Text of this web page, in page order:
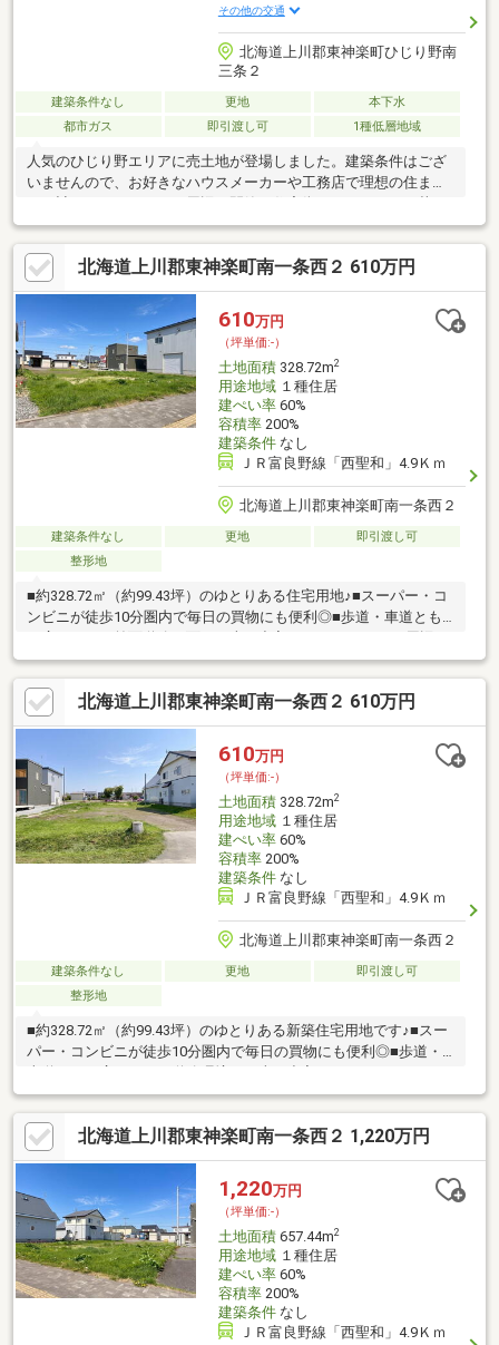
その他の交通
北海道上川郡東神楽町ひじり野南
三条２
建築条件なし 更地
本下水
都市ガス
即引渡し可 1種低層地域
人気のひじり野エリアに売土地が登場しました。建築条件はござ
いませんので、お好きなハウスメーカーや工務店で理想の住まい
をご計画いただけます。周辺は閑静な住宅街となっており、落ち
着いた住環境が魅力です。また、小学校・公園・スーパー（ベス
トム）が徒歩10分圏内に揃っているため、子育て世帯にもおすす
めの立地です。毎日のお買い物やお子様の通学にも便利で、快適
な暮らしを実現できます。住宅用地をお探しの方はぜひご検討く
ださい。固定資産税額は現在確認中です。
北海道上川郡東神楽町南一条西２ 610万円
610万円
（坪単価:-）
土地面積328.72m2
用途地域１種住居
建ぺい率60%
容積率200%
建築条件なし
ＪＲ富良野線「西聖和」4.9Ｋｍ
北海道上川郡東神楽町南一条西２
建築条件なし 更地
即引渡し可
整形地
■約328.72㎡（約99.43坪）のゆとりある住宅用地♪■スーパー・コ
ンビニが徒歩10分圏内で毎日の買物にも便利◎■歩道・車道とも
住宅が建ち並ぶ落ち着いた住環境！新築用地としておすすめです
◎■広さを活かして駐車スペースやお庭も計画しやすく、家族の
暮らしに合わせた住まいづくりが可能♪■東神楽町中心部にも近
く、利便性と落ち着いた住環境が魅力の土地です◎※本物件は263-
8の土地を2区画に分けての販売となります。お気軽にお問い合わ
せください♪（TEL:011-790-8100）
北海道上川郡東神楽町南一条西２ 610万円
610万円
（坪単価:-）
土地面積328.72m2
用途地域１種住居
建ぺい率60%
容積率200%
建築条件なし
ＪＲ富良野線「西聖和」4.9Ｋｍ
北海道上川郡東神楽町南一条西２
建築条件なし 更地
即引渡し可
整形地
■約328.72㎡（約99.43坪）のゆとりある新築住宅用地です♪■スー
パー・コンビニが徒歩10分圏内で毎日の買物にも便利◎■歩道・
♪■周辺は新しい住宅も見られる落ち着いた住環境！子育て世帯に
もおすすめです◎■現地は開放感があり、建物配置や外構計画も
イメージしやすい土地です♪■駐車スペースやお庭も計画しやす
く、家族の暮らしに合わせた住まいづくりにおすすめ◎※本物件
は263-8の土地を2区画に分けての販売となります。お気軽にお問
い合わせください♪（TEL:011-790-8100）
北海道上川郡東神楽町南一条西２ 1,220万円
1,220万円
（坪単価:-）
土地面積657.44m2
用途地域１種住居
建ぺい率60%
容積率200%
建築条件なし
ＪＲ富良野線「西聖和」4.9Ｋｍ